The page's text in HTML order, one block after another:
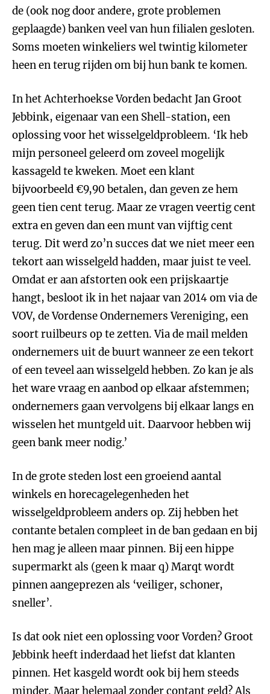
de (ook nog door andere, grote problemen
geplaagde) banken veel van hun filialen gesloten.
Soms moeten winkeliers wel twintig kilometer
heen en terug rijden om bij hun bank te komen.
In het Achterhoekse Vorden bedacht Jan Groot
Jebbink, eigenaar van een Shell-station, een
oplossing voor het wisselgeldprobleem. ‘Ik heb
mijn personeel geleerd om zoveel mogelijk
kassageld te kweken. Moet een klant
bijvoorbeeld €9,90 betalen, dan geven ze hem
geen tien cent terug. Maar ze vragen veertig cent
extra en geven dan een munt van vijftig cent
terug. Dit werd zo’n succes dat we niet meer een
tekort aan wisselgeld hadden, maar juist te veel.
Omdat er aan afstorten ook een prijskaartje
hangt, besloot ik in het najaar van 2014 om via de
VOV, de Vordense Ondernemers Vereniging, een
soort ruilbeurs op te zetten. Via de mail melden
ondernemers uit de buurt wanneer ze een tekort
of een teveel aan wisselgeld hebben. Zo kan je als
het ware vraag en aanbod op elkaar afstemmen;
ondernemers gaan vervolgens bij elkaar langs en
wisselen het muntgeld uit. Daarvoor hebben wij
geen bank meer nodig.’
In de grote steden lost een groeiend aantal
winkels en horecagelegenheden het
wisselgeldprobleem anders op. Zij hebben het
contante betalen compleet in de ban gedaan en bij
hen mag je alleen maar pinnen. Bij een hippe
supermarkt als (geen k maar q) Marqt wordt
pinnen aangeprezen als ‘veiliger, schoner,
sneller’.
Is dat ook niet een oplossing voor Vorden? Groot
Jebbink heeft inderdaad het liefst dat klanten
pinnen. Het kasgeld wordt ook bij hem steeds
minder. Maar helemaal zonder contant geld? Als